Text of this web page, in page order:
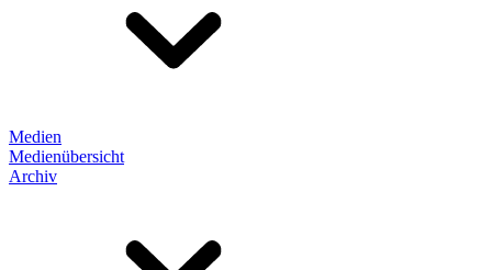
Medien
Medienübersicht
Archiv